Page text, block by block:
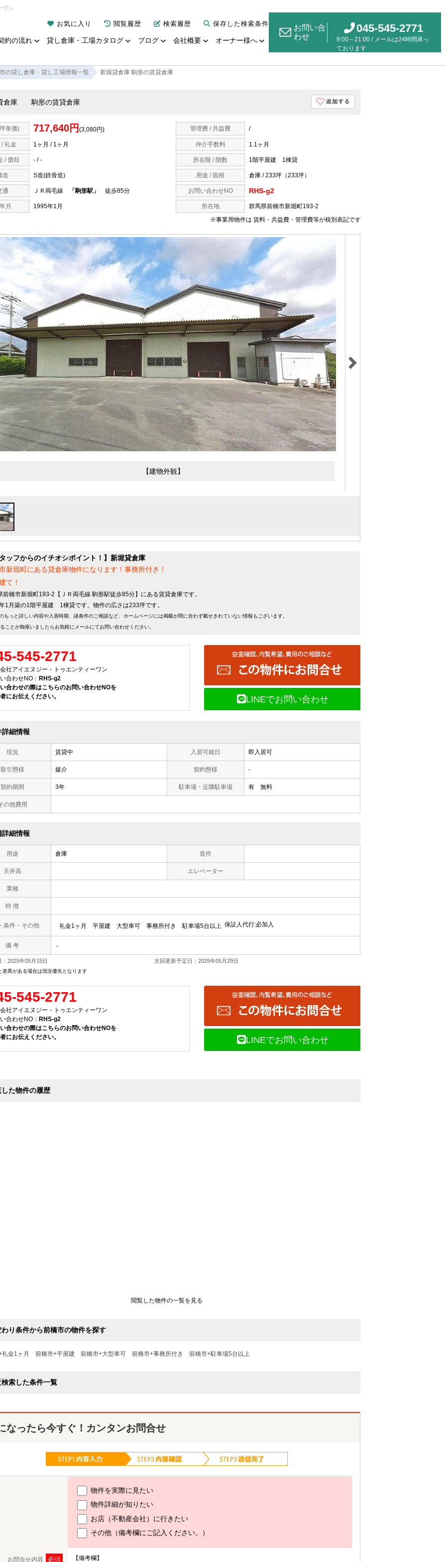
ワン
お気に入り 閲覧履歴 検索履歴 保存した検索条件
約の流れ 貸し倉庫・工場カタログ ブログ 会社概要 オーナー様へ
お問い合
わせ
045-545-2771
9:00～21:00 / メールは24時間承っ
ております
の貸し倉庫・貸し工場情報一覧 新堀貸倉庫 駒形の賃貸倉庫
倉庫 駒形の賃貸倉庫
単価) 717,640円 (3,080円) 管理費 / 共益費 /
礼金 1ヶ月 / 1ヶ月 仲介手数料 1.1ヶ月
/ 償却 - / - 所在階 / 階数 1階平屋建 1棟貸
造 S造(鉄骨造) 用途 / 面積 倉庫 / 233坪（233坪）
通 ＪＲ両毛線 「駒形駅」 徒歩85分 お問い合わせNO RHS-g2
月 1995年1月 所在地
群馬県前橋市新堀町193-2
※事業用物件は 賃料・共益費・管理費等が税別表記です
【建物外観】
ッフからのイチオシポイント！】新堀貸倉庫
新堀町にある貸倉庫物件になります！事務所付き！
て！
前橋市新堀町193-2【ＪＲ両毛線 駒形駅徒歩85分】にある賃貸倉庫です。
1月築の1階平屋建 1棟貸です。物件の広さは233坪です。
もっと詳しい内容や入居時期、諸条件のご相談など、ホームページには掲載が間に合わず載せきれていない情報もございます。
ことが御座いましたらお気軽にメールにてお問い合わせください。
545-2771
社アイエヌジー・トゥエンティーワン
合わせNO： RHS-g2
合わせの際はこちらのお問い合わせNOを
にお伝えください。
LINEでお問い合わせ
詳細情報
現況 賃貸中 入居可能日 即入居可
取引態様 媒介 契約態様 -
契約期間 3年 駐車場・近隣駐車場 有 無料
の他費用
詳細情報
用途 倉庫 造作
天井高 エレベーター
業種
特 徴
条件・その他 礼金1ヶ月 平屋建 大型車可 事務所付き 駐車場5台以上 保証人代行:必加入
備 考 -
：2025年05月15日 次回更新予定日：2025年05月29日
異がある場合は現況優先となります
545-2771
社アイエヌジー・トゥエンティーワン
合わせNO： RHS-g2
合わせの際はこちらのお問い合わせNOを
にお伝えください。
LINEでお問い合わせ
した物件の履歴
閲覧した物件の一覧を見る
わり条件から前橋市の物件を探す
金1ヶ月 前橋市+平屋建 前橋市+大型車可 前橋市+事務所付き 前橋市+駐車場5台以上
検索した条件一覧
なったら今すぐ！カンタンお問合せ
お問合せ内容 必須
物件を実際に見たい
物件詳細が知りたい
お店（不動産会社）に行きたい
その他（備考欄にご記入ください。）
【備考欄】